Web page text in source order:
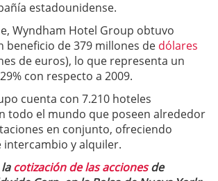
estadounidense.
Wyndham Hotel Group obtuvo
beneficio de 379 millones de dólares
de euros), lo que representa un
con respecto a 2009.
cuenta con 7.210 hoteles
todo el mundo que poseen alrededor
en conjunto, ofreciendo
y alquiler.
cotización de las accionesde